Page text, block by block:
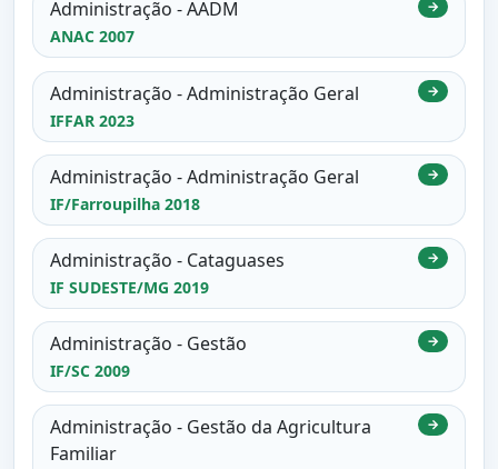
Administração - AADM
ANAC 2007
→
Administração - Administração Geral
IFFAR 2023
→
Administração - Administração Geral
IF/Farroupilha 2018
→
Administração - Cataguases
IF SUDESTE/MG 2019
→
Administração - Gestão
IF/SC 2009
→
Administração - Gestão da Agricultura
Familiar
→